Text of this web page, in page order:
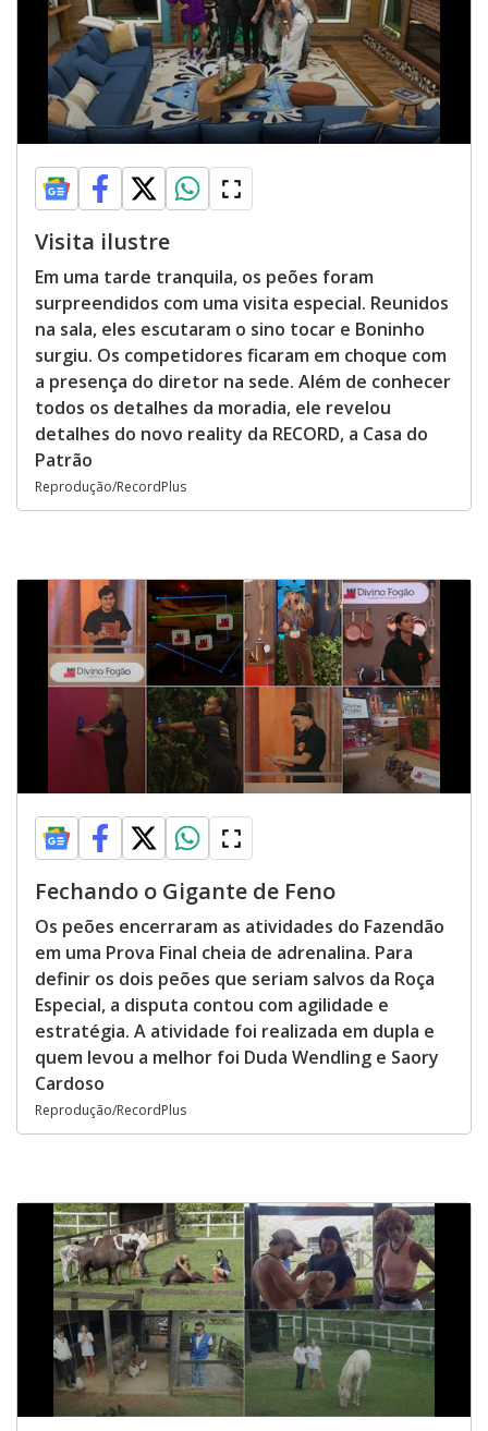
Visita ilustre
Em uma tarde tranquila, os peões foram
surpreendidos com uma visita especial. Reunidos
na sala, eles escutaram o sino tocar e Boninho
surgiu. Os competidores ficaram em choque com
a presença do diretor na sede. Além de conhecer
todos os detalhes da moradia, ele revelou
detalhes do novo reality da RECORD, a Casa do
Patrão
Reprodução/RecordPlus
Fechando o Gigante de Feno
Os peões encerraram as atividades do Fazendão
em uma Prova Final cheia de adrenalina. Para
definir os dois peões que seriam salvos da Roça
Especial, a disputa contou com agilidade e
estratégia. A atividade foi realizada em dupla e
quem levou a melhor foi Duda Wendling e Saory
Cardoso
Reprodução/RecordPlus